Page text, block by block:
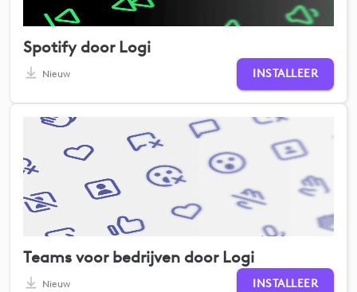
Spotify door Logi
Nieuw INSTALLEER
Teams voor bedrijven door Logi
Nieuw INSTALLEER